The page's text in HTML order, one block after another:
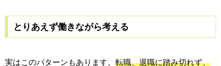
とりあえず働きながら考える
実はこのパターンもあります。 転職、退職に踏み切れず、